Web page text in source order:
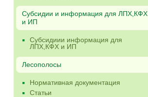
Субсидии и информация для ЛПХ,КФХ
и ИП
Субсидиии информация для
ЛПХ,КФХ и ИП
Лесополосы
Нормативная документация
Статьи